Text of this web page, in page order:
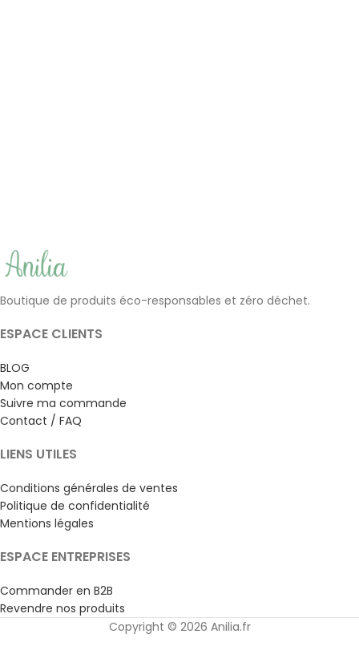
Boutique de produits éco-responsables et zéro déchet.
ESPACE CLIENTS
BLOG
Mon compte
Suivre ma commande
Contact / FAQ
LIENS UTILES
Conditions générales de ventes
Politique de confidentialité
Mentions légales
ESPACE ENTREPRISES
Commander en B2B
Revendre nos produits
Copyright © 2026 Anilia.fr